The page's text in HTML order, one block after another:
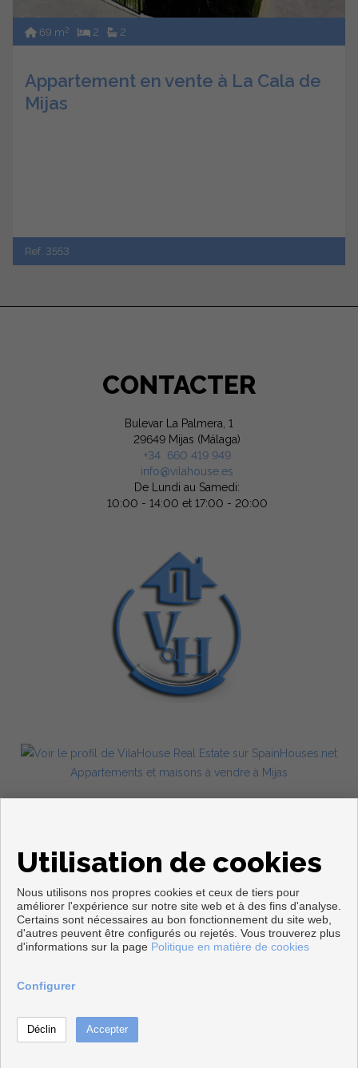
69 m2 2 2
Appartement en vente à La Cala de
Mijas
Ref. 3553
CONTACTER
Bulevar La Palmera, 1
29649 Mijas (Málaga)
+34 660 419 949
info@vilahouse.es
De Lundi au Samedi:
10:00 - 14:00 et 17:00 - 20:00
Appartements et maisons à vendre à Mijas
Copyright © 2026. Tous droits réservés.
Avis Légal|politique de protection des données| Cookies policy
Utilisation de cookies
Nous utilisons nos propres cookies et ceux de tiers pour
améliorer l'expérience sur notre site web et à des fins d'analyse.
Certains sont nécessaires au bon fonctionnement du site web,
d'autres peuvent être configurés ou rejetés. Vous trouverez plus
d'informations sur la page Politique en matière de cookies
Configurer